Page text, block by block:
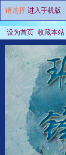
请选择 进入手机版
设为首页 收藏本站